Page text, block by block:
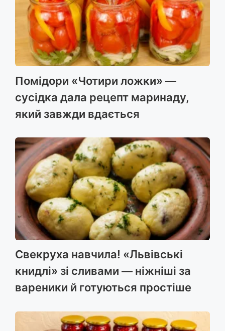
Помідори «Чотири ложки» —
сусідка дала рецепт маринаду,
який завжди вдається
Свекруха навчила! «Львівські
книдлі» зі сливами — ніжніші за
вареники й готуються простіше